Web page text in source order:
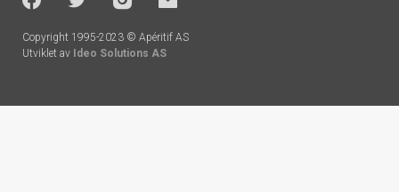
socials
Copyright 1995-2023 © Apéritif AS
Utviklet av Ideo Solutions AS